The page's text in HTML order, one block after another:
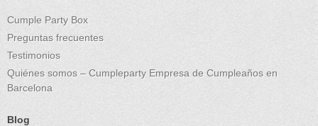
Cumple Party Box
Preguntas frecuentes
Testimonios
Quiénes somos – Cumpleparty Empresa de Cumpleaños en
Barcelona
Blog